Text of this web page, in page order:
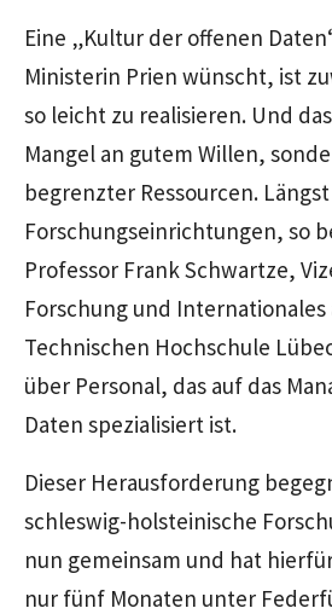
Eine „Kultur der offenen
Ministerin Prien wünscht, ist
so leicht zu realisieren. Und
Mangel an gutem Willen,
begrenzter Ressourcen.
Forschungseinrichtungen, so
Professor Frank Schwartze,
Forschung und Internationales
Technischen Hochschule
über Personal, das auf das
Daten spezialisiert ist.
Dieser Herausforderung
schleswig-holsteinische
nun gemeinsam und hat
nur fünf Monaten unter